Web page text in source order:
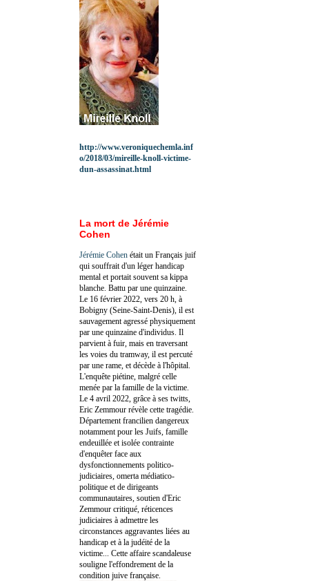
http://www.veroniquechemla.inf
o/2018/03/mireille-knoll-victime-
dun-assassinat.html
La mort de Jérémie
Cohen
Jérémie Cohen était un Français juif
qui souffrait d'un léger handicap
mental et portait souvent sa kippa
blanche. Battu par une quinzaine.
Le 16 février 2022, vers 20 h, à
Bobigny (Seine-Saint-Denis), il est
sauvagement agressé physiquement
par une quinzaine d'individus. Il
parvient à fuir, mais en traversant
les voies du tramway, il est percuté
par une rame, et décède à l'hôpital.
L'enquête piétine, malgré celle
menée par la famille de la victime.
Le 4 avril 2022, grâce à ses twitts,
Eric Zemmour révèle cette tragédie.
Département francilien dangereux
notamment pour les Juifs, famille
endeuillée et isolée contrainte
d'enquêter face aux
dysfonctionnements politico-
judiciaires, omerta médiatico-
politique et de dirigeants
communautaires, soutien d'Eric
Zemmour critiqué, réticences
judiciaires à admettre les
circonstances aggravantes liées au
handicap et à la judéité de la
victime... Cette affaire scandaleuse
souligne l'effondrement de la
condition juive française.